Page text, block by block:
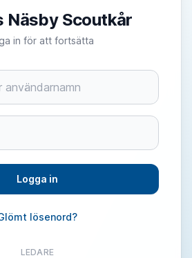
Näsby Scoutkår
in för att fortsätta
lösenord?
LEDARE